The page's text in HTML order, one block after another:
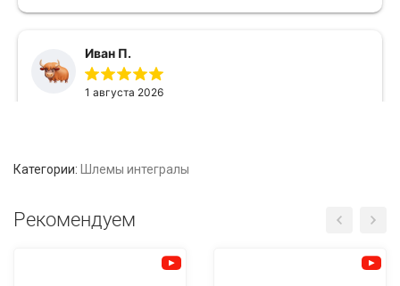
Категории: Шлемы интегралы
Рекомендуем